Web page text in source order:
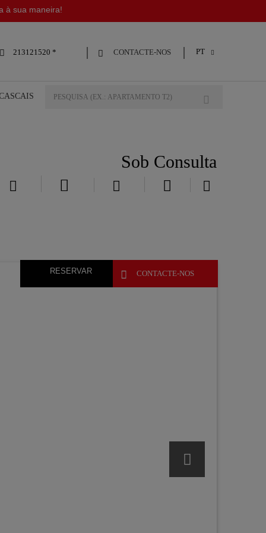
PT 
CONTACTE-NOS
 213121520 * 
à sua maneira!
Sob Consulta
    
 CONTACTE-NOS
RESERVAR